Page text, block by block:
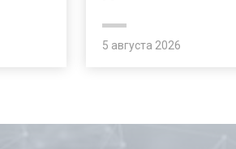
5 августа 2026